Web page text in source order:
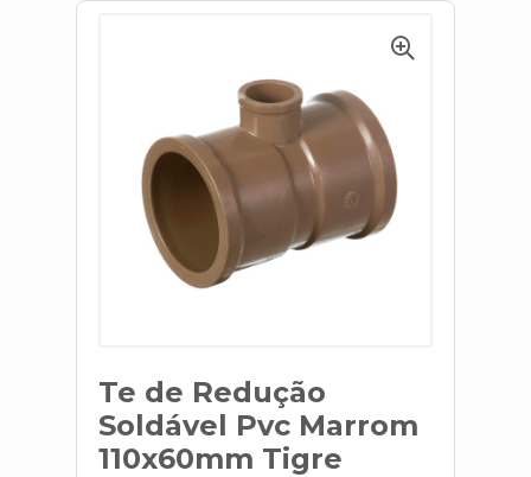
Te de Redução
Soldável Pvc Marrom
110x60mm Tigre